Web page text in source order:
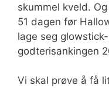
skummel kveld.
51 dagen før
lage seg
godterisankingen
Vi skal prøve å få